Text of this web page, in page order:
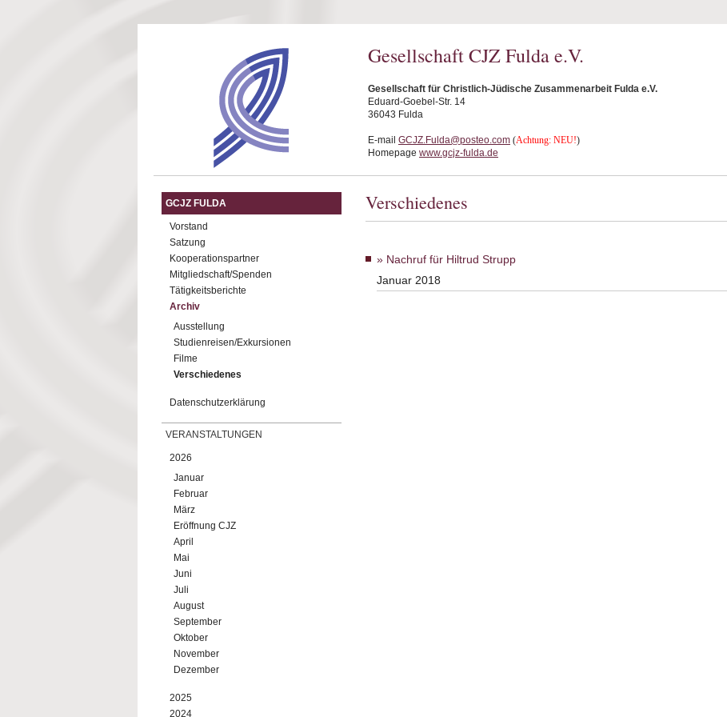
Gesellschaft CJZ Fulda e.V.
Gesellschaft für Christlich-Jüdische Zusammenarbeit Fulda e.V.
Eduard-Goebel-Str. 14
36043 Fulda
E-mail GCJZ.Fulda@posteo.com (Achtung: NEU!)
Homepage www.gcjz-fulda.de
GCJZ FULDA
Vorstand
Satzung
Kooperationspartner
Mitgliedschaft/Spenden
Tätigkeitsberichte
Archiv
Ausstellung
Studienreisen/Exkursionen
Filme
Verschiedenes
Datenschutzerklärung
VERANSTALTUNGEN
2026
Januar
Februar
März
Eröffnung CJZ
April
Mai
Juni
Juli
August
September
Oktober
November
Dezember
2025
2024
Verschiedenes
Nachruf für Hiltrud Strupp
Januar 2018